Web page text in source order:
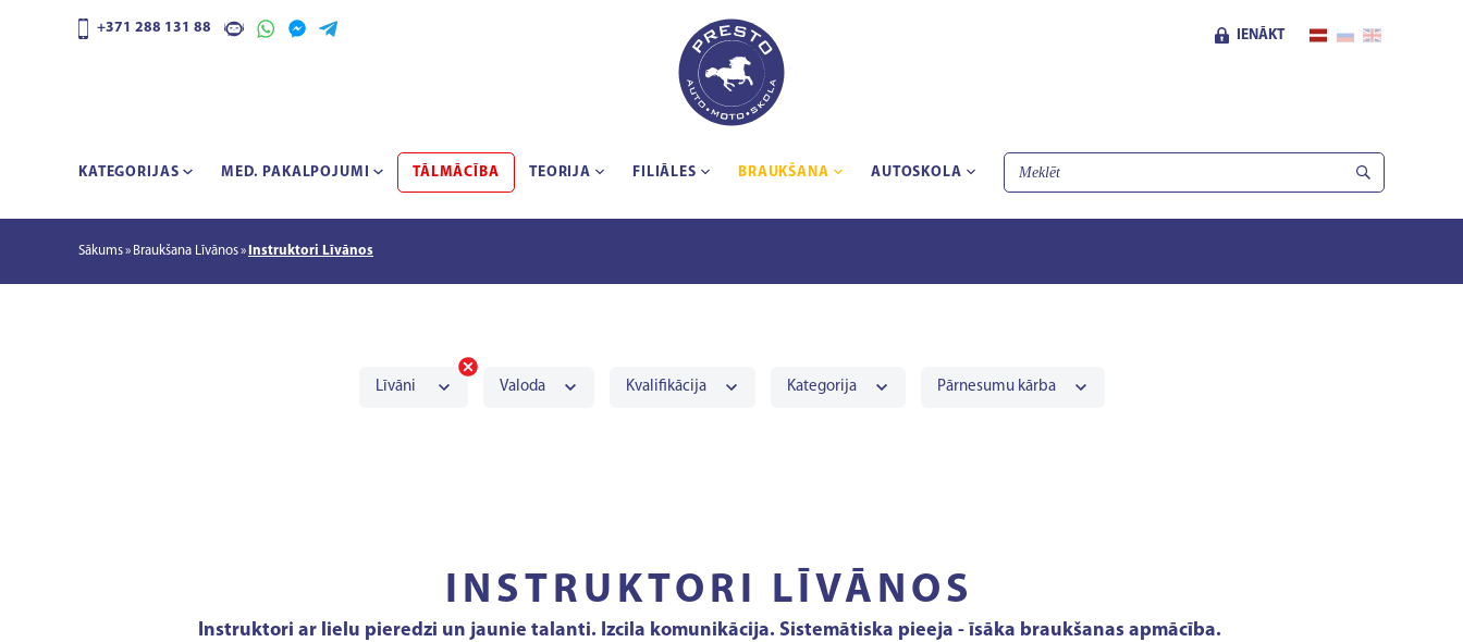
+371 288 131 88
IENĀKT
KATEGORIJAS MED. PAKALPOJUMI TĀLMĀCĪBA TEORIJA FILIĀLES BRAUKŠANA AUTOSKOLA
Sākums Braukšana Līvānos Instruktori Līvānos
Līvāni Valoda Kvalifikācija Kategorija Pārnesumu kārba
INSTRUKTORI LĪVĀNOS
Instruktori ar lielu pieredzi un jaunie talanti. Izcila komunikācija. Sistemātiska pieeja - īsāka braukšanas apmācība.